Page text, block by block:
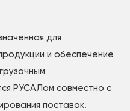
для
и обеспечение
РУСАЛом совместно с
поставок.